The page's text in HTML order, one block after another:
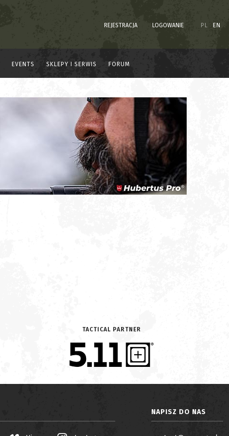
REJESTRACJA LOGOWANIE PL EN
EVENTS SKLEPY I SERWIS FORUM
TACTICAL PARTNER
NAPISZ DO NAS